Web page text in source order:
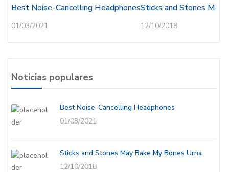
Best Noise-Cancelling Headphones
01/03/2021
Sticks and Stones May
12/10/2018
Noticias populares
Best Noise-Cancelling Headphones
01/03/2021
Sticks and Stones May Bake My Bones Urna
12/10/2018